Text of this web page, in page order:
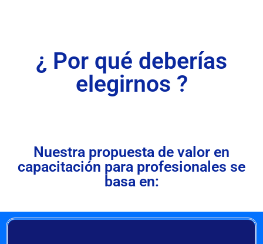
¿ Por qué deberías
elegirnos ?
Nuestra propuesta de valor en
capacitación para profesionales se
basa en: